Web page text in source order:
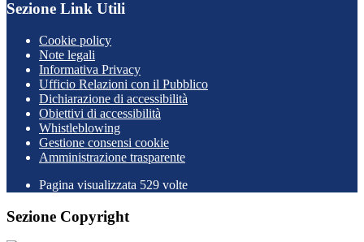
Sezione Link Utili
Cookie policy
Note legali
Informativa Privacy
Ufficio Relazioni con il Pubblico
Dichiarazione di accessibilità
Obiettivi di accessibilità
Whistleblowing
Gestione consensi cookie
Amministrazione trasparente
Pagina visualizzata 529 volte
Sezione Copyright